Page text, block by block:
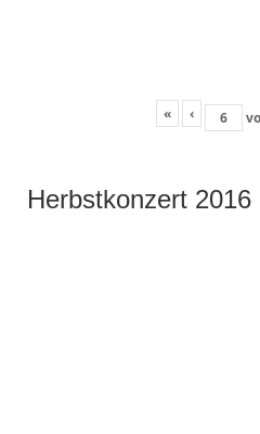
« ‹
Herbstkonzert 2016